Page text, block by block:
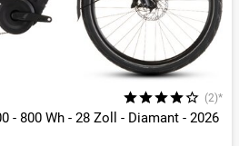
(2)*
- 800 Wh - 28 Zoll - Diamant - 2026